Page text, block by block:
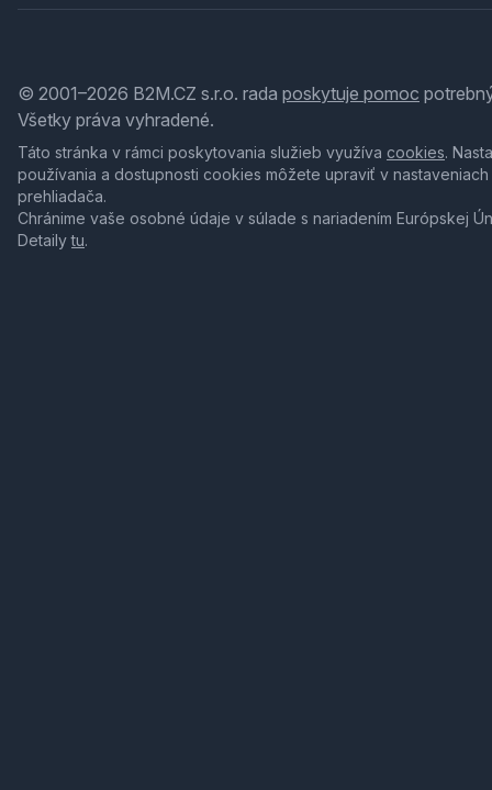
© 2001–2026 B2M.CZ s.r.o. rada poskytuje pomoc
Všetky práva vyhradené.
Táto stránka v rámci poskytovania služieb využíva cookies.
používania a dostupnosti cookies môžete upraviť v nastaveniach
prehliadača.
Chránime vaše osobné údaje v súlade s nariadením Európskej
Detailytu.